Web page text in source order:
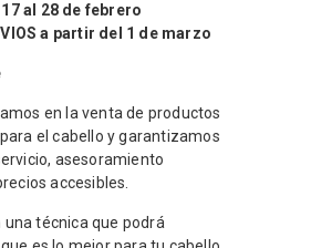
17 al 28 de febrero
a partir del 1 de marzo
en la venta de productos
el cabello y garantizamos
asesoramiento
accesibles.
técnica que podrá